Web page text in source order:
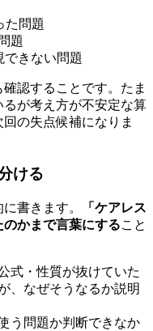
た問題
題
できない問題
認することです。たま
が考え方が不安定な算
の失点候補になりま
ける
書きます。
「ケアレス
かまで言葉にすること
式・性質が抜けていた
、なぜそうなるか説明
う問題か判断できなか